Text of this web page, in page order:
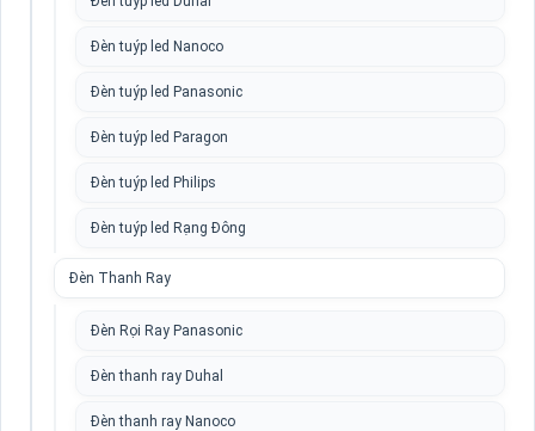
Đèn tuýp led Nanoco
Đèn tuýp led Panasonic
Đèn tuýp led Paragon
Đèn tuýp led Philips
Đèn tuýp led Rạng Đông
Đèn Thanh Ray
Đèn Rọi Ray Panasonic
Đèn thanh ray Duhal
Đèn thanh ray Nanoco